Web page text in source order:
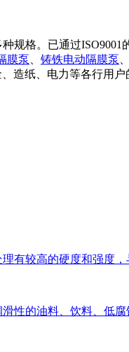
格。已通过
膜泵 铸铁电动隔膜泵
造纸、电力等各行用
有较高的硬度和强度
性的油料、饮料、低